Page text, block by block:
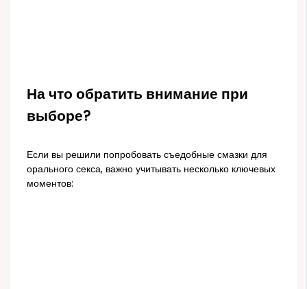
На что обратить внимание при
выборе?
Если вы решили попробовать съедобные смазки для
орального секса, важно учитывать несколько ключевых
моментов: